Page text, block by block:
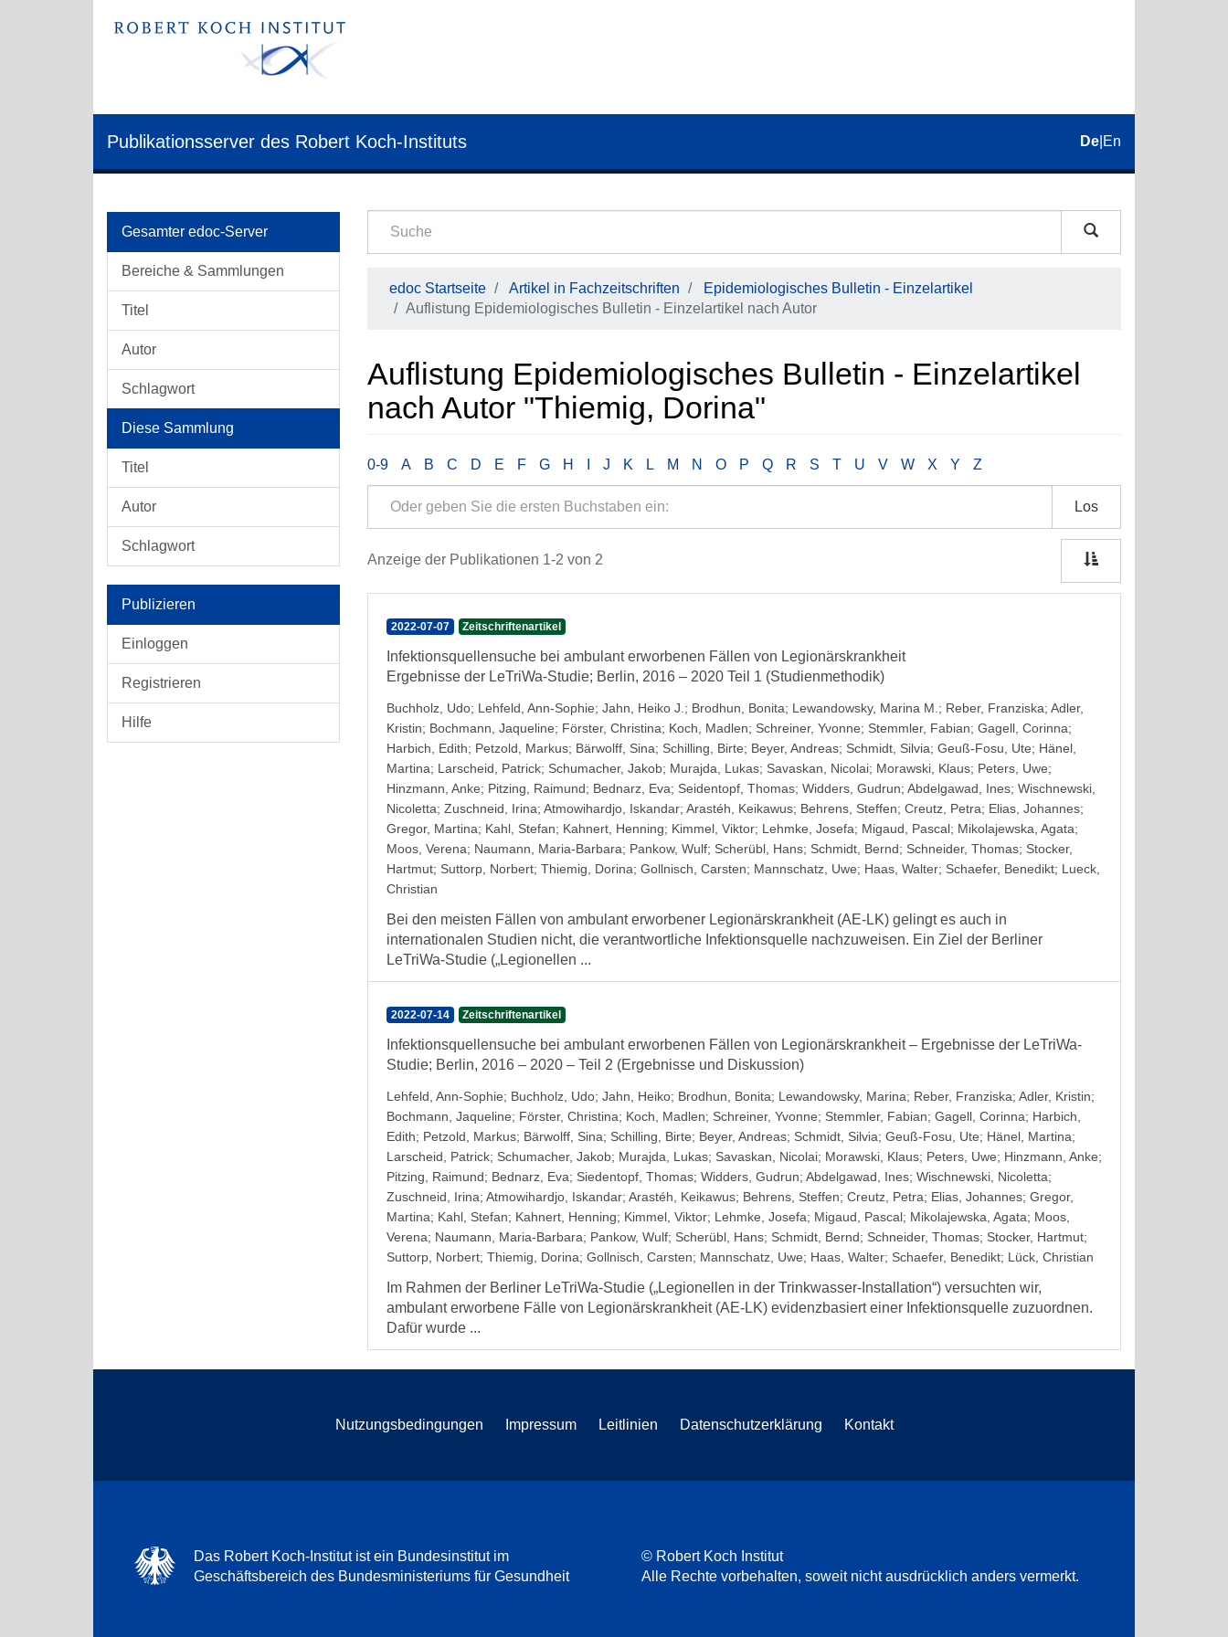
Publikationsserver des Robert Koch-Instituts De En
Gesamter edoc-Server
Bereiche & Sammlungen
Titel
Autor
Schlagwort
Diese Sammlung
Titel
Autor
Schlagwort
Publizieren
Einloggen
Registrieren
Hilfe
edoc Startseite Artikel in Fachzeitschriften
Epidemiologisches Bulletin - Einzelartikel
Auflistung Epidemiologisches Bulletin - Einzelartikel nach Autor
Auflistung Epidemiologisches Bulletin - Einzelartikel
nach Autor "Thiemig, Dorina"
0-9 A B C D E F G H J K L M N O P Q R S T U V W X Y Z
Los
Anzeige der Publikationen 1-2 von 2
2022-07-07 Zeitschriftenartikel
Infektionsquellensuche bei ambulant erworbenen Fällen von Legionärskrankheit
Ergebnisse der LeTriWa-Studie; Berlin, 2016 – 2020 Teil 1 (Studienmethodik)
Buchholz, Udo; Lehfeld, Ann-Sophie; Jahn, Heiko J. ; Brodhun, Bonita; Lewandowsky, Marina M. ; Reber, Franziska; Adler,
Kristin; Bochmann, Jaqueline; Förster, Christina; Koch, Madlen; Schreiner, Yvonne; Stemmler, Fabian; Gagell, Corinna;
Harbich, Edith; Petzold, Markus; Bärwolff, Sina; Schilling, Birte; Beyer, Andreas; Schmidt, Silvia; Geuß-Fosu, Ute; Hänel,
Martina; Larscheid, Patrick; Schumacher, Jakob; Murajda, Lukas; Savaskan, Nicolai; Morawski, Klaus; Peters, Uwe;
Hinzmann, Anke; Pitzing, Raimund; Bednarz, Eva; Seidentopf, Thomas; Widders, Gudrun; Abdelgawad, Ines; Wischnewski,
Nicoletta; Zuschneid, Irina; Atmowihardjo, Iskandar; Arastéh, Keikawus; Behrens, Steffen; Creutz, Petra; Elias, Johannes;
Gregor, Martina; Kahl, Stefan; Kahnert, Henning; Kimmel, Viktor; Lehmke, Josefa; Migaud, Pascal; Mikolajewska, Agata;
Moos, Verena; Naumann, Maria-Barbara; Pankow, Wulf; Scherübl, Hans; Schmidt, Bernd; Schneider, Thomas; Stocker,
Hartmut; Suttorp, Norbert; Thiemig, Dorina; Gollnisch, Carsten; Mannschatz, Uwe; Haas, Walter; Schaefer, Benedikt; Lueck,
Christian
Bei den meisten Fällen von ambulant erworbener Legionärskrankheit (AE-LK) gelingt es auch in
internationalen Studien nicht, die verantwortliche Infektionsquelle nachzuweisen. Ein Ziel der Berliner
LeTriWa-Studie („Legionellen ...
2022-07-14 Zeitschriftenartikel
Infektionsquellensuche bei ambulant erworbenen Fällen von Legionärskrankheit – Ergebnisse der LeTriWa-
Studie; Berlin, 2016 – 2020 – Teil 2 (Ergebnisse und Diskussion)
Lehfeld, Ann-Sophie; Buchholz, Udo; Jahn, Heiko; Brodhun, Bonita; Lewandowsky, Marina; Reber, Franziska; Adler, Kristin;
Bochmann, Jaqueline; Förster, Christina; Koch, Madlen; Schreiner, Yvonne; Stemmler, Fabian; Gagell, Corinna; Harbich,
Edith; Petzold, Markus; Bärwolff, Sina; Schilling, Birte; Beyer, Andreas; Schmidt, Silvia; Geuß-Fosu, Ute; Hänel, Martina;
Larscheid, Patrick; Schumacher, Jakob; Murajda, Lukas; Savaskan, Nicolai; Morawski, Klaus; Peters, Uwe; Hinzmann, Anke;
Pitzing, Raimund; Bednarz, Eva; Siedentopf, Thomas; Widders, Gudrun; Abdelgawad, Ines; Wischnewski, Nicoletta;
Zuschneid, Irina; Atmowihardjo, Iskandar; Arastéh, Keikawus; Behrens, Steffen; Creutz, Petra; Elias, Johannes; Gregor,
Martina; Kahl, Stefan; Kahnert, Henning; Kimmel, Viktor; Lehmke, Josefa; Migaud, Pascal; Mikolajewska, Agata; Moos,
Verena; Naumann, Maria-Barbara; Pankow, Wulf; Scherübl, Hans; Schmidt, Bernd; Schneider, Thomas; Stocker, Hartmut;
Suttorp, Norbert; Thiemig, Dorina; Gollnisch, Carsten; Mannschatz, Uwe; Haas, Walter; Schaefer, Benedikt; Lück, Christian
Im Rahmen der Berliner LeTriWa-Studie („Legionellen in der Trinkwasser-Installation“) versuchten wir,
ambulant erworbene Fälle von Legionärskrankheit (AE-LK) evidenzbasiert einer Infektionsquelle zuzuordnen.
Dafür wurde ...
Nutzungsbedingungen Impressum Leitlinien Datenschutzerklärung Kontakt
Das Robert Koch-Institut ist ein Bundesinstitut im
Geschäftsbereich des Bundesministeriums für Gesundheit
© Robert Koch Institut
Alle Rechte vorbehalten, soweit nicht ausdrücklich anders vermerkt.